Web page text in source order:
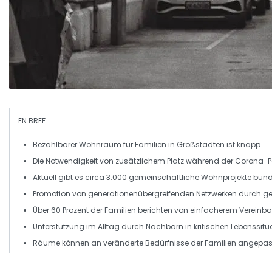
EN BREF
Bezahlbarer Wohnraum fürFamilien in Großstädten ist knapp.
Die Notwendigkeit von zusätzlichem Platzwährend der Corona-
Aktuell gibt es circa 3.000 gemeinschaftliche Wohnprojekte
Promotion von generationenübergreifenden Netzwerken durch
Über60 Prozent der Familien berichten von einfacherem
Unterstützung im Alltag durch Nachbarn in kritischen
Räume können an veränderte Bedürfnisse der Familien